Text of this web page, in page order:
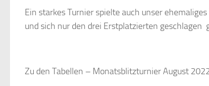
Ein starkes Turnier spielte auch unser
und sich nur den drei Erstplatzierten geschlagen
Zu den Tabellen – Monatsblitzturnier August